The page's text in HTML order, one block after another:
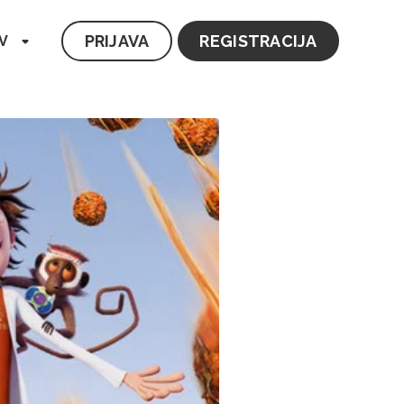
PRIJAVA REGISTRACIJA